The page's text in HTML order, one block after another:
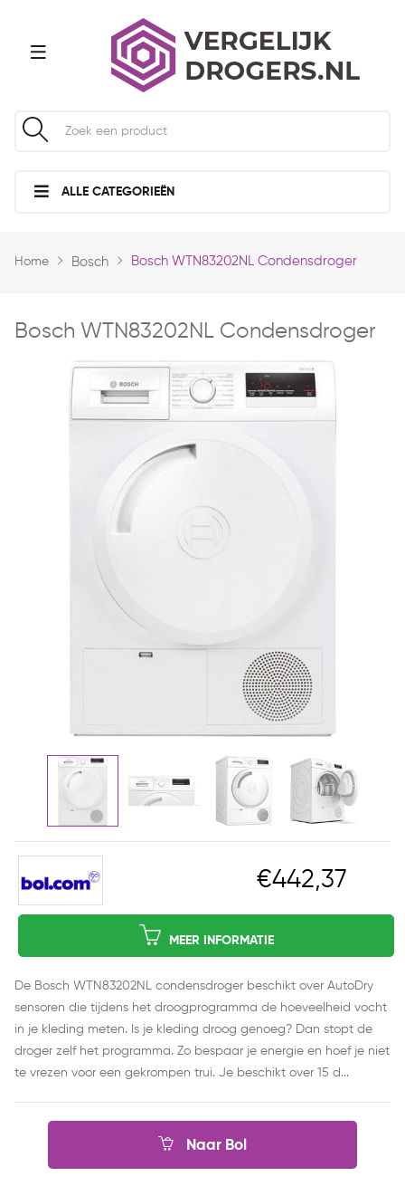
ALLE CATEGORIEËN
Home Bosch Bosch WTN83202NL Condensdroger
Bosch WTN83202NL Condensdroger
€442,37
MEER INFORMATIE
De Bosch WTN83202NL condensdroger beschikt over AutoDry
sensoren die tijdens het droogprogramma de hoeveelheid vocht
in je kleding meten. Is je kleding droog genoeg? Dan stopt de
droger zelf het programma. Zo bespaar je energie en hoef je niet
te vrezen voor een gekrompen trui. Je beschikt over 15 d...
Naar Bol